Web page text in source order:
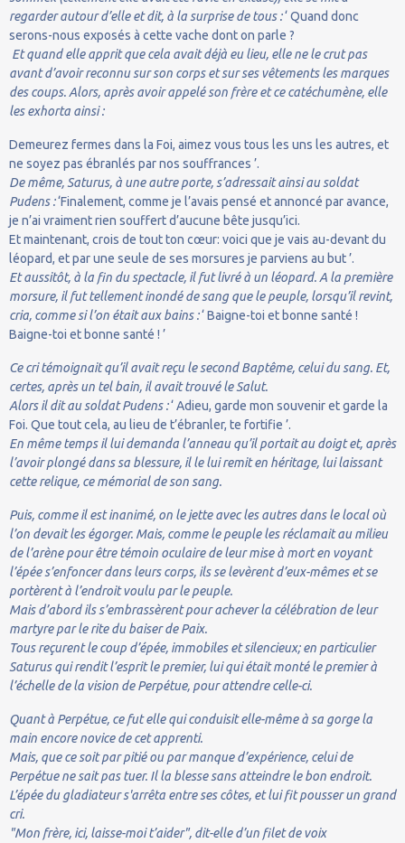
regarder autour d’elle et dit, à la surprise de tous :‘ Quand donc
serons-nous exposés à cette vache dont on parle ?
Et quand elle apprit que cela avait déjà eu lieu, elle ne le crut pas
avant d’avoir reconnu sur son corps et sur ses vêtements les marques
des coups. Alors, après avoir appelé son frère et ce catéchumène, elle
les exhorta ainsi :
Demeurez fermes dans la Foi, aimez vous tous les uns les autres, et
ne soyez pas ébranlés par nos souffrances ’.
De même, Saturus, à une autre porte, s’adressait ainsi au soldat
Pudens :‘Finalement, comme je l’avais pensé et annoncé par avance,
je n’ai vraiment rien souffert d’aucune bête jusqu’ici.
Et maintenant, crois de tout ton cœur: voici que je vais au-devant du
léopard, et par une seule de ses morsures je parviens au but ’.
Et aussitôt, à la fin du spectacle, il fut livré à un léopard. A la première
morsure, il fut tellement inondé de sang que le peuple, lorsqu’il revint,
cria, comme si l’on était aux bains :‘ Baigne-toi et bonne santé !
Baigne-toi et bonne santé ! ’
Ce cri témoignait qu’il avait reçu le second Baptême, celui du sang. Et,
certes, après un tel bain, il avait trouvé le Salut.
Alors il dit au soldat Pudens :‘ Adieu, garde mon souvenir et garde la
Foi. Que tout cela, au lieu de t’ébranler, te fortifie ’.
En même temps il lui demanda l’anneau qu’il portait au doigt et, après
l’avoir plongé dans sa blessure, il le lui remit en héritage, lui laissant
cette relique, ce mémorial de son sang.
Puis, comme il est inanimé, on le jette avec les autres dans le local où
l’on devait les égorger. Mais, comme le peuple les réclamait au milieu
de l’arène pour être témoin oculaire de leur mise à mort en voyant
l’épée s’enfoncer dans leurs corps, ils se levèrent d’eux-mêmes et se
portèrent à l’endroit voulu par le peuple.
Mais d’abord ils s’embrassèrent pour achever la célébration de leur
martyre par le rite du baiser de Paix.
Tous reçurent le coup d’épée, immobiles et silencieux; en particulier
Saturus qui rendit l’esprit le premier, lui qui était monté le premier à
l’échelle de la vision de Perpétue, pour attendre celle-ci.
Quant à Perpétue, ce fut elle qui conduisit elle-même à sa gorge la
main encore novice de cet apprenti.
Mais, que ce soit par pitié ou par manque d’expérience, celui de
Perpétue ne sait pas tuer. Il la blesse sans atteindre le bon endroit.
L’épée du gladiateur s'arrêta entre ses côtes, et lui fit pousser un grand
cri.
"Mon frère, ici, laisse-moi t’aider", dit-elle d’un filet de voix